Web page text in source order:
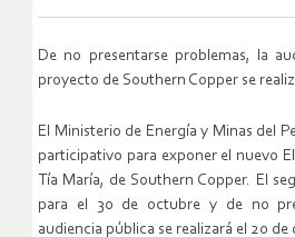
De no presentarse problemas, la
proyecto de Southern Copper se
El Ministerio de Energía y Minas del
participativo para exponer el nuevo
Tía María, de Southern Copper. El
para el 30 de octubre y de no
audiencia pública se realizará el 20 de